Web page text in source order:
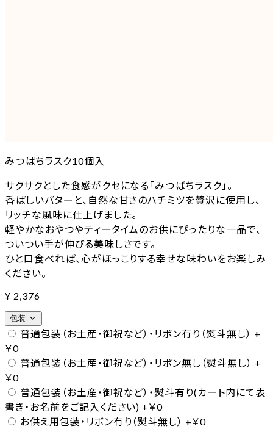
みつばちラスク10個入
サクサクとした食感がクセになる「みつばちラスク」。
香ばしいバターと、自然な甘さのハチミツを贅沢に使用し、
リッチな風味に仕上げました。
軽やかなおやつやティータイムのお供にぴったりな一品で、
ついつい手が伸びる美味しさです。
ひと口食べれば、心がほっこりする幸せな味わいをお楽しみ
ください。
¥ 2,376
包装 expand_more
普通包装（お土産・御祝など）・リボン有り（熨斗無し） +
￥0
普通包装（お土産・御祝など）・リボン無し（熨斗無し） +
￥0
普通包装（お土産・御祝など）・熨斗有り(カート内にて表
書き・お名前をご記入ください) +￥0
お供え用包装・リボン有り（熨斗無し） +￥0